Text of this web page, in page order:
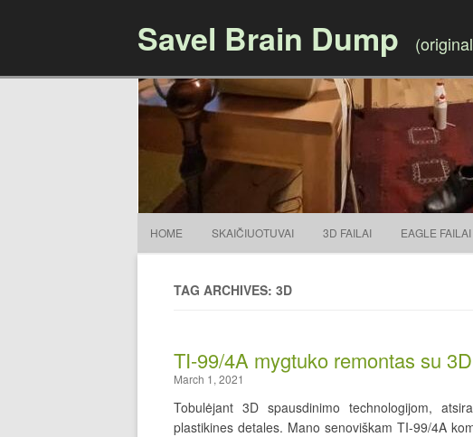
Savel Brain Dump
HOME SKAIČIUOTUVAI 3D FAILAI EAGLE FAILAI
TAG ARCHIVES: 3D
TI-99/4A mygtuko remontas su
March 1, 2021
Tobulėjant 3D spausdinimo technologijom,
plastikines detales. Mano senoviškam TI-99/4A